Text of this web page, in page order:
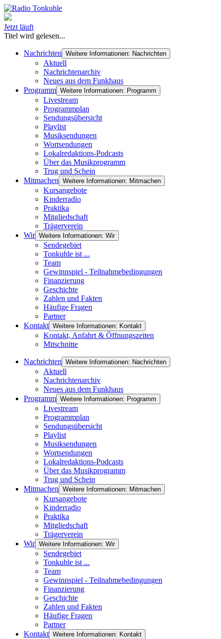
Jetzt läuft
Titel wird gelesen...
Nachrichten Weitere Informationen: Nachrichten
Aktuell
Nachrichtenarchiv
Neues aus dem Funkhaus
Programm Weitere Informationen: Programm
Livestream
Programmplan
Sendungsübersicht
Playlist
Musiksendungen
Wortsendungen
Lokalredaktions-Podcasts
Über das Musikprogramm
Trug und Schein
Mitmachen Weitere Informationen: Mitmachen
Kursangebote
Kinderradio
Praktika
Mitgliedschaft
Trägerverein
Wir Weitere Informationen: Wir
Sendegebiet
Tonkuhle ist ...
Team
Gewinnspiel - Teilnahmebedingungen
Finanzierung
Geschichte
Zahlen und Fakten
Häufige Fragen
Partner
Kontakt Weitere Informationen: Kontakt
Kontakt, Anfahrt & Öffnungszeiten
Mitschnitte
Nachrichten Weitere Informationen: Nachrichten
Aktuell
Nachrichtenarchiv
Neues aus dem Funkhaus
Programm Weitere Informationen: Programm
Livestream
Programmplan
Sendungsübersicht
Playlist
Musiksendungen
Wortsendungen
Lokalredaktions-Podcasts
Über das Musikprogramm
Trug und Schein
Mitmachen Weitere Informationen: Mitmachen
Kursangebote
Kinderradio
Praktika
Mitgliedschaft
Trägerverein
Wir Weitere Informationen: Wir
Sendegebiet
Tonkuhle ist ...
Team
Gewinnspiel - Teilnahmebedingungen
Finanzierung
Geschichte
Zahlen und Fakten
Häufige Fragen
Partner
Kontakt Weitere Informationen: Kontakt